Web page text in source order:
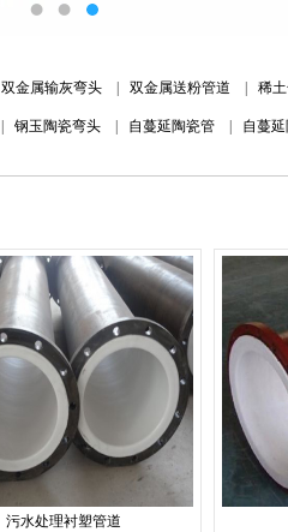
双金属输灰弯头 双金属送粉管道 稀
钢玉陶瓷弯头 自蔓延陶瓷管 自蔓
污水处理衬塑管道